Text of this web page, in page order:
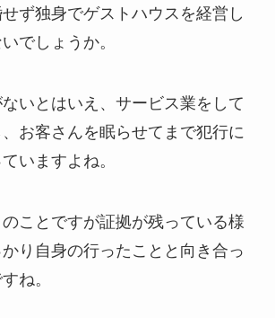
ず独身でゲストハウスを経営し
でしょうか。
いとはいえ、サービス業をして
お客さんを眠らせてまで犯行に
いますよね。
ことですが証拠が残っている様
り自身の行ったことと向き合っ
ね。